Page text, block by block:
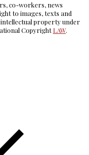
co-workers, news
to images, texts and
intellectual property under
CopyrightLAW.